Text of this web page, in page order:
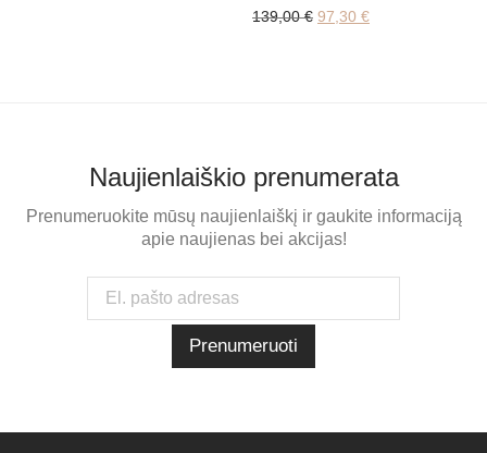
139,00€ Original price was:
97,30 €Current price is:
Naujienlaiškio prenumerata
Prenumeruokite mūsų naujienlaiškį ir gaukite informaciją
apie naujienas bei akcijas!